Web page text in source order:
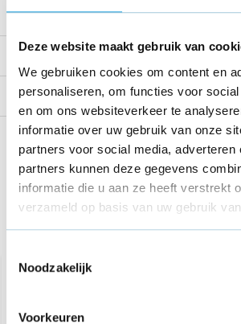
Deze website maakt gebruik van
We gebruiken cookies om content en
personaliseren, om functies voor
en om ons websiteverkeer te
informatie over uw gebruik van onze
partners voor social media, adverteren
partners kunnen deze gegevens
informatie die u aan ze heeft verstrekt
verzameld op basis van uw gebruik
Noodzakelijk
Voorkeuren
Reviews
Share this product!